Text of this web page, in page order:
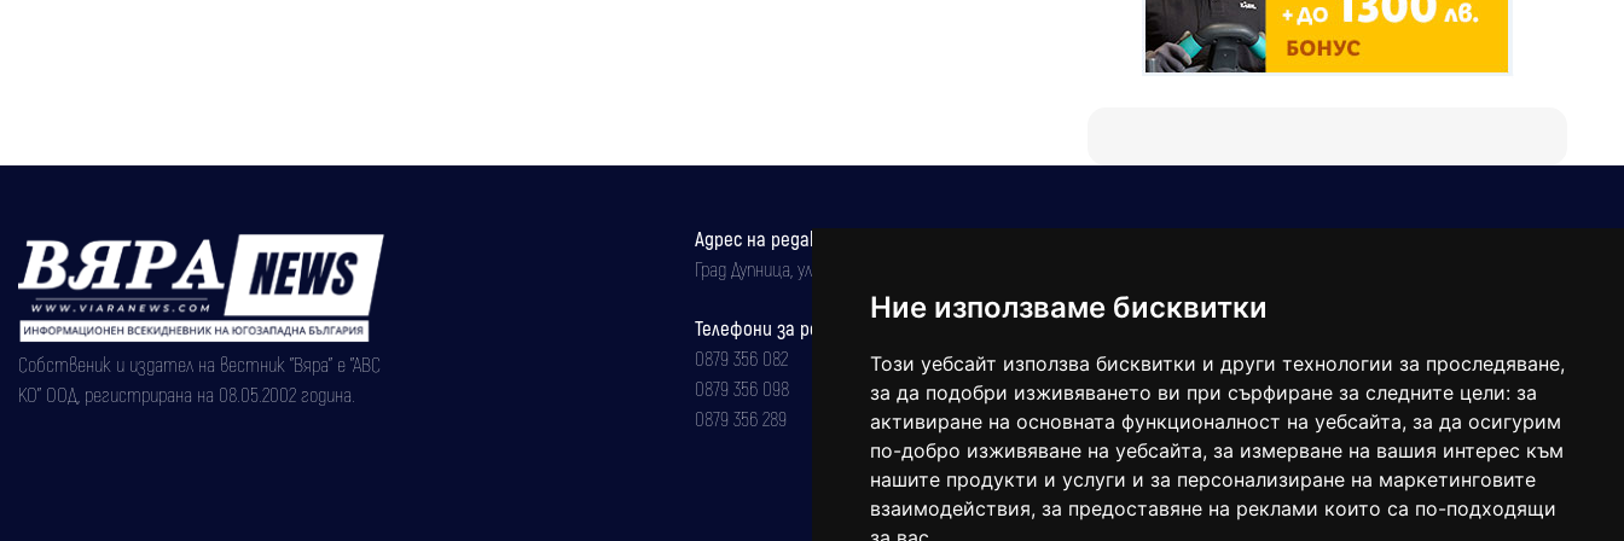
Ние използваме бисквитки
Този уебсайт използва бисквитки и други технологии за проследяване,
за да подобри изживяването ви при сърфиране за следните цели: за
активиране на основната функционалност на уебсайта, за да осигурим
по-добро изживяване на уебсайта, за измерване на вашия интерес към
нашите продукти и услуги и за персонализиране на маркетинговите
взаимодействия, за предоставяне на реклами които са по-подходящи
Собственик и издател на вестник "Вяра" е "АВС
КО" ООД, регистрирана на 08.05.2002 година.
Адрес на редакцията
Град Дупница, ул.''Христо Ботев" 43
Телефони за реклама и абонаменти
0879 356 082
0879 356 098
0879 356 289
balgarkanews@gmail.com